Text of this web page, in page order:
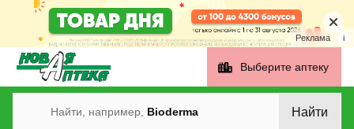
Реклама i
Выберите аптеку
Найти, например, Bioderma Найти